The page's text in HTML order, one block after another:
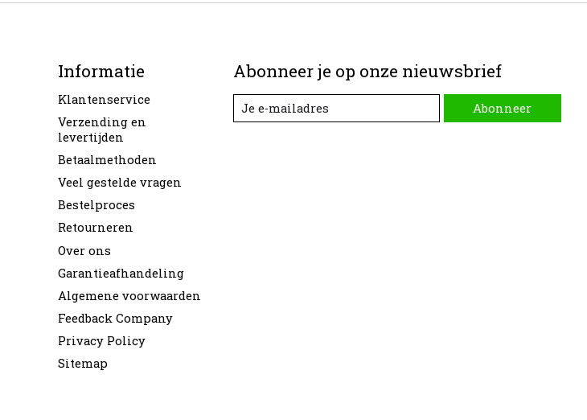
Informatie
Klantenservice
Verzending en
levertijden
Betaalmethoden
Veel gestelde vragen
Bestelproces
Retourneren
Over ons
Garantieafhandeling
Algemene voorwaarden
Feedback Company
Privacy Policy
Sitemap
Abonneer je op onze nieuwsbrief
Abonneer